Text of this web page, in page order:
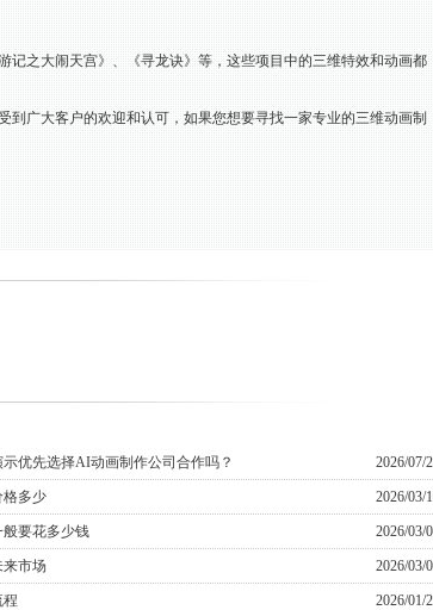
之大闹天宫》、《寻龙诀》等，这些项目中的三维特效和动画都
广大客户的欢迎和认可，如果您想要寻找一家专业的三维动画制
优先选择AI动画制作公司合作吗？ 2026/07/
格多少 2026/03/
要花多少钱 2026/03/
市场 2026/03/
程 2026/01/